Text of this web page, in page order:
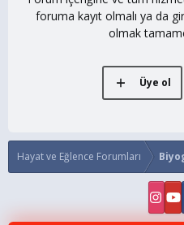
foruma kayıt olmalı ya da
olmak
Üye ol
Hayat ve Eğlence Forumları